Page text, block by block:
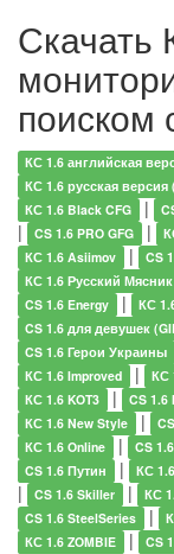
Скачать
поиском
КС 1.6 английская
КС 1.6 русская версия
КС 1.6 Black CFG |
| CS 1.6 PRO GFG |
КС 1.6 Asiimov | CS
КС 1.6 Русский Мясник
CS 1.6 Energy | КС
CS 1.6 для девушек
CS 1.6 Герои Украины
КС 1.6 Improved | КС
КС 1.6 KOT3 | CS 1.6
КС 1.6 New Style |
КС 1.6 Online | CS
CS 1.6 Путин | КС
| CS 1.6 Skiller | КС
CS 1.6 SteelSeries |
КС 1.6 ZOMBIE | CS